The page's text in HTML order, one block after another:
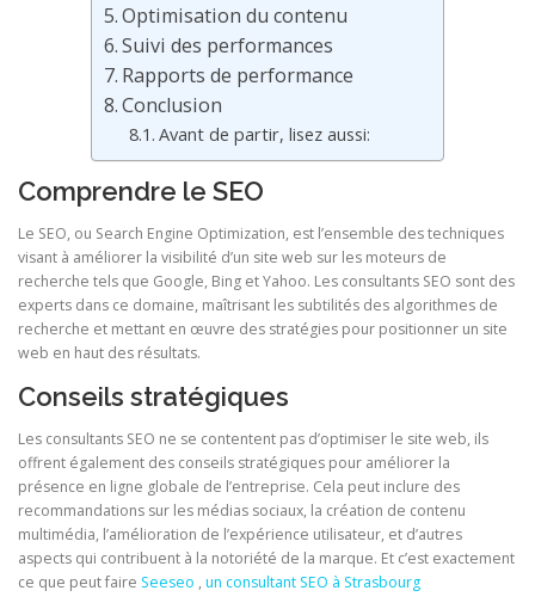
Optimisation du contenu
Suivi des performances
Rapports de performance
Conclusion
Avant de partir, lisez aussi:
Comprendre le SEO
Le SEO, ou Search Engine Optimization, est l’ensemble des techniques
visant à améliorer la visibilité d’un site web sur les moteurs de
recherche tels que Google, Bing et Yahoo. Les consultants SEO sont des
experts dans ce domaine, maîtrisant les subtilités des algorithmes de
recherche et mettant en œuvre des stratégies pour positionner un site
web en haut des résultats.
Conseils stratégiques
Les consultants SEO ne se contentent pas d’optimiser le site web, ils
offrent également des conseils stratégiques pour améliorer la
présence en ligne globale de l’entreprise. Cela peut inclure des
recommandations sur les médias sociaux, la création de contenu
multimédia, l’amélioration de l’expérience utilisateur, et d’autres
aspects qui contribuent à la notoriété de la marque. Et c’est exactement
ce que peut faire Seeseo , un consultant SEO à Strasbourg